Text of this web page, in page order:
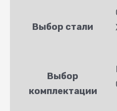
Выбор стали
Выбор
комплектации